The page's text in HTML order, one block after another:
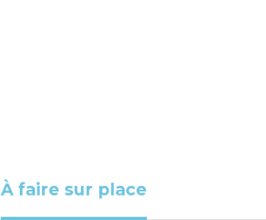
À faire sur place